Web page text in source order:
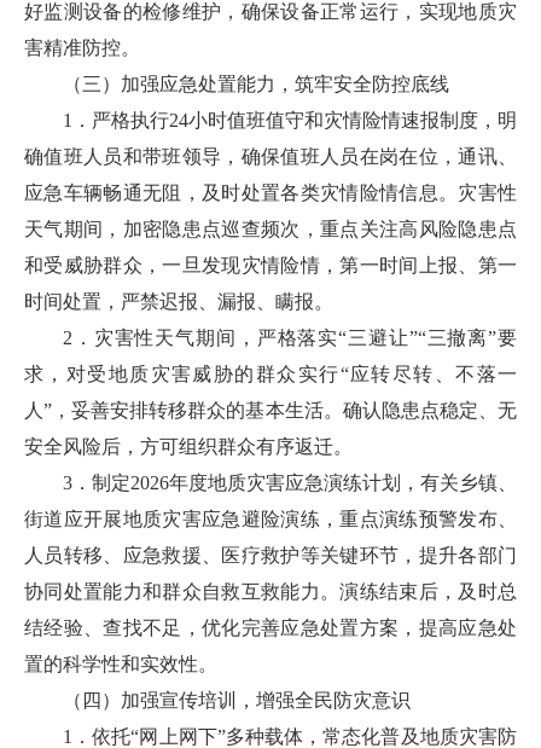
好监测设备的检修维护，确保设备正常运行，实现地质灾
害精准防控。
（三）加强应急处置能力，筑牢安全防控底线
1．严格执行24小时值班值守和灾情险情速报制度，明
确值班人员和带班领导，确保值班人员在岗在位，通讯、
应急车辆畅通无阻，及时处置各类灾情险情信息。灾害性
天气期间，加密隐患点巡查频次，重点关注高风险隐患点
和受威胁群众，一旦发现灾情险情，第一时间上报、第一
时间处置，严禁迟报、漏报、瞒报。
2．灾害性天气期间，严格落实“三避让”“三撤离”要
求，对受地质灾害威胁的群众实行“应转尽转、不落一
人”，妥善安排转移群众的基本生活。确认隐患点稳定、无
安全风险后，方可组织群众有序返迁。
3．制定2026年度地质灾害应急演练计划，有关乡镇、
街道应开展地质灾害应急避险演练，重点演练预警发布、
人员转移、应急救援、医疗救护等关键环节，提升各部门
协同处置能力和群众自救互救能力。演练结束后，及时总
结经验、查找不足，优化完善应急处置方案，提高应急处
置的科学性和实效性。
（四）加强宣传培训，增强全民防灾意识
1．依托“网上网下”多种载体，常态化普及地质灾害防